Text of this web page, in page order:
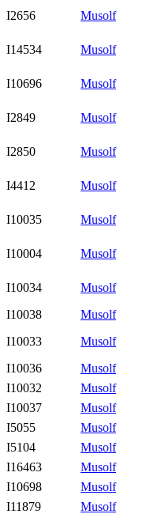
I2656 Musolf
I14534 Musolf
I10696 Musolf
I2849 Musolf
I2850 Musolf
I4412 Musolf
I10035 Musolf
I10004 Musolf
I10034
Musolf
I10038
Musolf
I10033
Musolf
I10036
Musolf
I10032
Musolf
I10037
Musolf
I5055
Musolf
I5104
Musolf
I16463
Musolf
I10698
Musolf
I11879
Musolf